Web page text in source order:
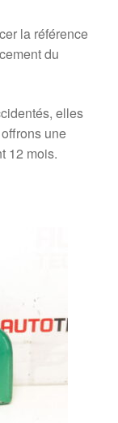
la référence
du
elles
une
12 mois.